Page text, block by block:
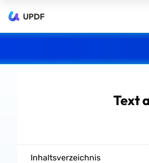
UPDF
Text
Inhaltsverzeichnis